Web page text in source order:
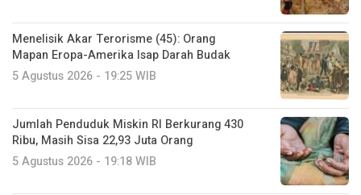
Menelisik Akar Terorisme (45): Orang
Mapan Eropa-Amerika Isap Darah Budak
5 Agustus 2026 - 19:25 WIB
Jumlah Penduduk Miskin RI Berkurang 430
Ribu, Masih Sisa 22,93 Juta Orang
5 Agustus 2026 - 19:18 WIB